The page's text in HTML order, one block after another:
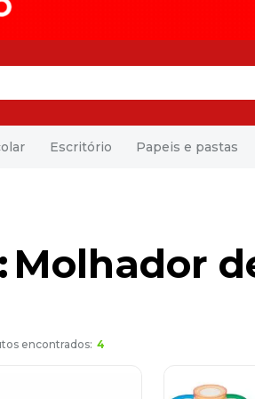
Escritório Papeis e pastas
Molhador
4